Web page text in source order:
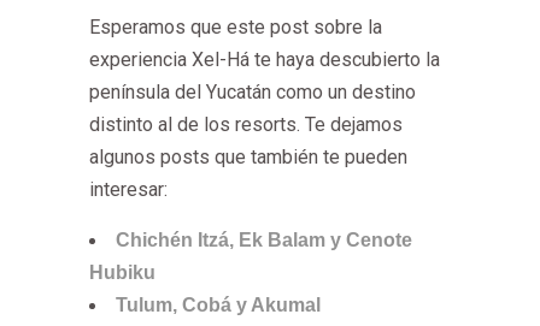
Esperamos que este post sobre la
experiencia Xel-Há te haya descubierto la
península del Yucatán como un destino
distinto al de los resorts. Te dejamos
algunos posts que también te pueden
interesar:
Chichén Itzá, Ek Balam y Cenote
Hubiku
Tulum, Cobá y Akumal